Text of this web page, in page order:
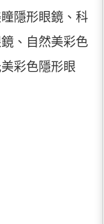
隱形眼鏡、科
、自然美彩色
彩色隱形眼